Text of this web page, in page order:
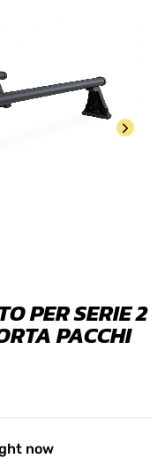
PER SERIE 2
PACCHI
now